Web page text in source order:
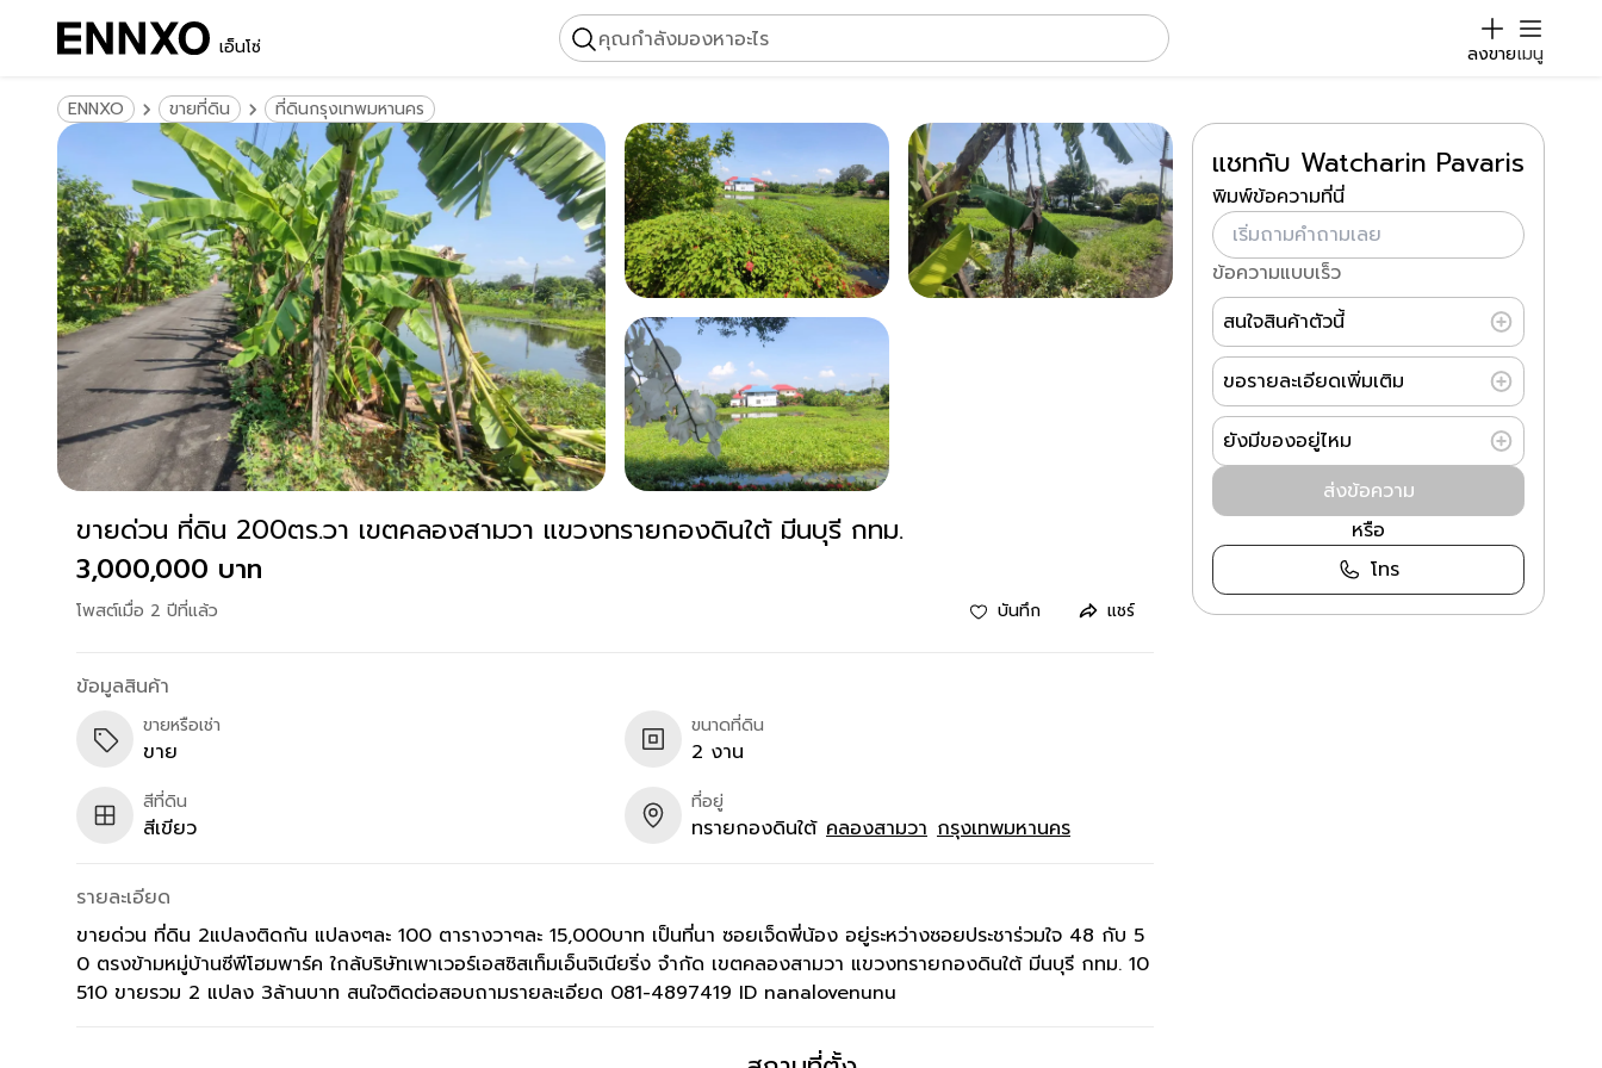
เอ็นโซ่ คุณกำลังมองหาอะไร
ลงขายเมนู
ENNXO ขายที่ดิน ที่ดินกรุงเทพมหานคร
ขายด่วน ที่ดิน 200ตร.วา เขตคลองสามวา แขวงทรายกองดินใต้ มีนบุรี กทม.
3,000,000 บาท
โพสต์เมื่อ 2 ปีที่แล้ว บันทึก แชร์
ข้อมูลสินค้า
ขายหรือเช่า
ขาย
ขนาดที่ดิน
2 งาน
สีที่ดิน
สีเขียว
ที่อยู่
ทรายกองดินใต้ คลองสามวา กรุงเทพมหานคร
รายละเอียด
ขายด่วน ที่ดิน 2แปลงติดกัน แปลงๆละ 100 ตารางวาๆละ 15,000บาท เป็นที่นา ซอยเจ็ดพี่น้อง อยู่ระหว่างซอยประชาร่วมใจ 48 กับ 5
0 ตรงข้ามหมู่บ้านซีพีโฮมพาร์ค ใกล้บริษัทเพาเวอร์เอสซิสเท็มเอ็นจิเนียริ่ง จำกัด เขตคลองสามวา แขวงทรายกองดินใต้ มีนบุรี กทม. 10
510 ขายรวม 2 แปลง 3ล้านบาท สนใจติดต่อสอบถามรายละเอียด 081-4897419 ID nanalovenunu
แชทกับ Watcharin Pavaris
พิมพ์ข้อความที่นี่
ข้อความแบบเร็ว
สนใจสินค้าตัวนี้
ขอรายละเอียดเพิ่มเติม
ยังมีของอยู่ไหม
ส่งข้อความ
หรือ
โทร